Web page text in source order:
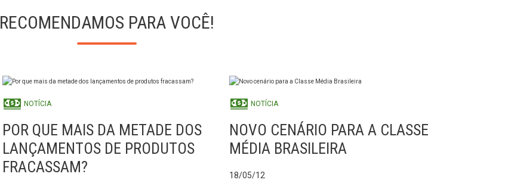
RECOMENDAMOS PARA VOCÊ!
NOTÍCIA
POR QUE MAIS DA METADE DOS
LANÇAMENTOS DE PRODUTOS
FRACASSAM?
NOTÍCIA
NOVO CENÁRIO PARA A CLASSE
MÉDIA BRASILEIRA
18/05/12